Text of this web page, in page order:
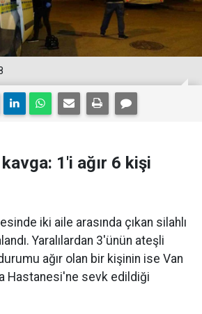
1'i ağır 6 kişi
iki aile arasında çıkan silahlı
Yaralılardan 3'ünün ateşli
ağır olan bir kişinin ise Van
Hastanesi'ne sevk edildiği